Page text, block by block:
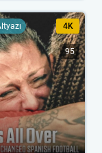
4K
95